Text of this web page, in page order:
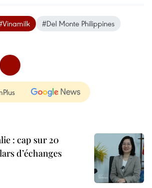
#Del Monte Philippines
: cap sur 20
d’échanges